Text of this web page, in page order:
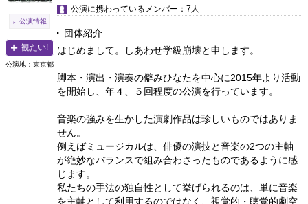
公演情報
観たい!
公演地：東京都
公演に携わっているメンバー：7人
団体紹介
はじめまして。しあわせ学級崩壊と申します。
脚本・演出・演奏の僻みひなたを中心に2015年より活動
を開始し、年４、５回程度の公演を行っています。
音楽の強みを生かした演劇作品は珍しいものではありま
せん。
例えばミュージカルは、俳優の演技と音楽の2つの主軸
が絶妙なバランスで組み合わさったものであるように感
じます。
私たちの手法の独自性として挙げられるのは、単に音楽
を主軸として利用するのではなく、視覚的・聴覚的劇空